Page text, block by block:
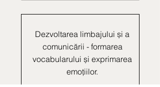
Dezvoltarea limbajului și a
comunicării - formarea
vocabularului și exprimarea
emoțiilor.